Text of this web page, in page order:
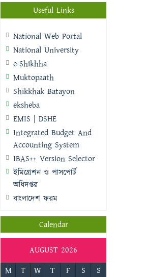
Useful Links
National Web Portal
National University
e-Shikhha
Muktopaath
Shikkhak Batayon
eksheba
EMIS | DSHE
Integrated Budget And
Accounting System
IBAS++ Version Selector
ইমিগ্রেশন ও পাসপোর্ট
অধিদপ্তর
বাংলাদেশ ফরম
Calendar
AUGUST 2026
M
T W T F S
S